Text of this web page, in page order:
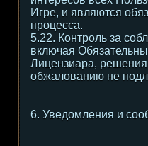
Игре, и являются
процесса.
5.22. Контроль за
включая
Лицензиара, решения
обжалованию не
6. Уведомления и